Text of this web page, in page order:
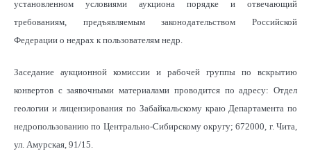
установленном условиями аукциона порядке и отвечающий
требованиям, предъявляемым законодательством Российской
Федерации о недрах к пользователям недр.
Заседание аукционной комиссии и рабочей группы по вскрытию
конвертов с заявочными материалами проводится по адресу: Отдел
геологии и лицензирования по Забайкальскому краю Департамента по
недропользованию по Центрально-Сибирскому округу; 672000, г. Чита,
ул. Амурская, 91/15.